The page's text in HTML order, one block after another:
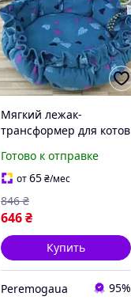
Мягкий лежак-
трансформер для котов
15 кг, регулируемый
домик-коврик
KT8004773
Готово к отправке
от65₴/мес
646₴
846 ₴
Купить
Peremogaua 95%